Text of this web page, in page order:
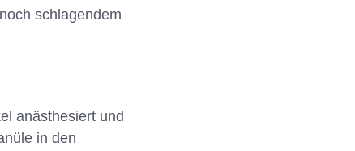
schlagendem
anästhesiert und
in den